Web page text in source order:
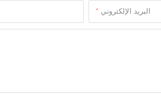
البريد الإلكتروني